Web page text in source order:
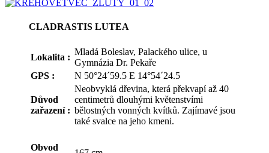
CLADRASTIS LUTEA
Lokalita :
Mladá Boleslav, Palackého ulice, u
Gymnázia Dr. Pekaře
GPS :
N 50°24´59.5 E 14°54´24.5
Důvod
zařazení :
Neobvyklá dřevina, která překvapí až 40
centimetrů dlouhými květenstvími
bělostných vonných kvítků. Zajímavé jsou
také svalce na jeho kmeni.
Obvod